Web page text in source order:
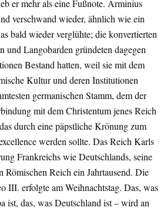
er mehr als eine Fußnote. Arminius
verschwand wieder, ähnlich wie ein
bald wieder verglühte; die konvertierten
und Langobarden gründeten dagegen
Bestand hatten, weil sie mit dem
Kultur und deren Institutionen
germanischen Stamm, dem der
mit dem Christentum jenes Reich
durch eine päpstliche Krönung zum
werden sollte. Das Reich Karls
Frankreichs wie Deutschlands, seine
Reich ein Jahrtausend. Die
III. erfolgte am Weihnachtstag. Das, was
ist, das, was Deutschland ist – wird an